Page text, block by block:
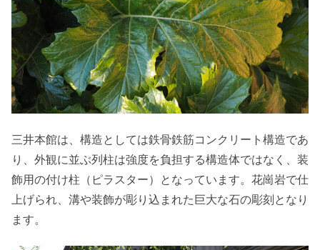
三井本館は、構造としては鉄骨鉄筋コンクリート構造であ
り、外観に並ぶ列柱は強度を負担する構造体ではなく、装
飾用の付け柱（ピラスター）となっています。花崗岩で仕
上げられ、溝や装飾が彫り込まれた巨大な石の彫刻となり
ます。